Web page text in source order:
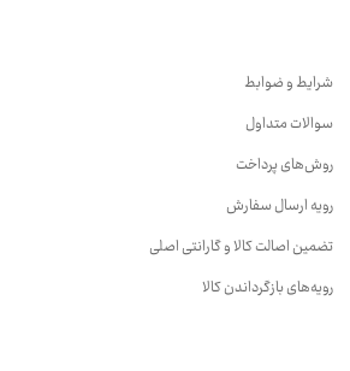
شرایط و ضوابط
سوالات متداول
روش‌های پرداخت
رویه ارسال سفارش
تضمین اصالت کالا و گارانتی اصلی
رویه‌های بازگرداندن کالا